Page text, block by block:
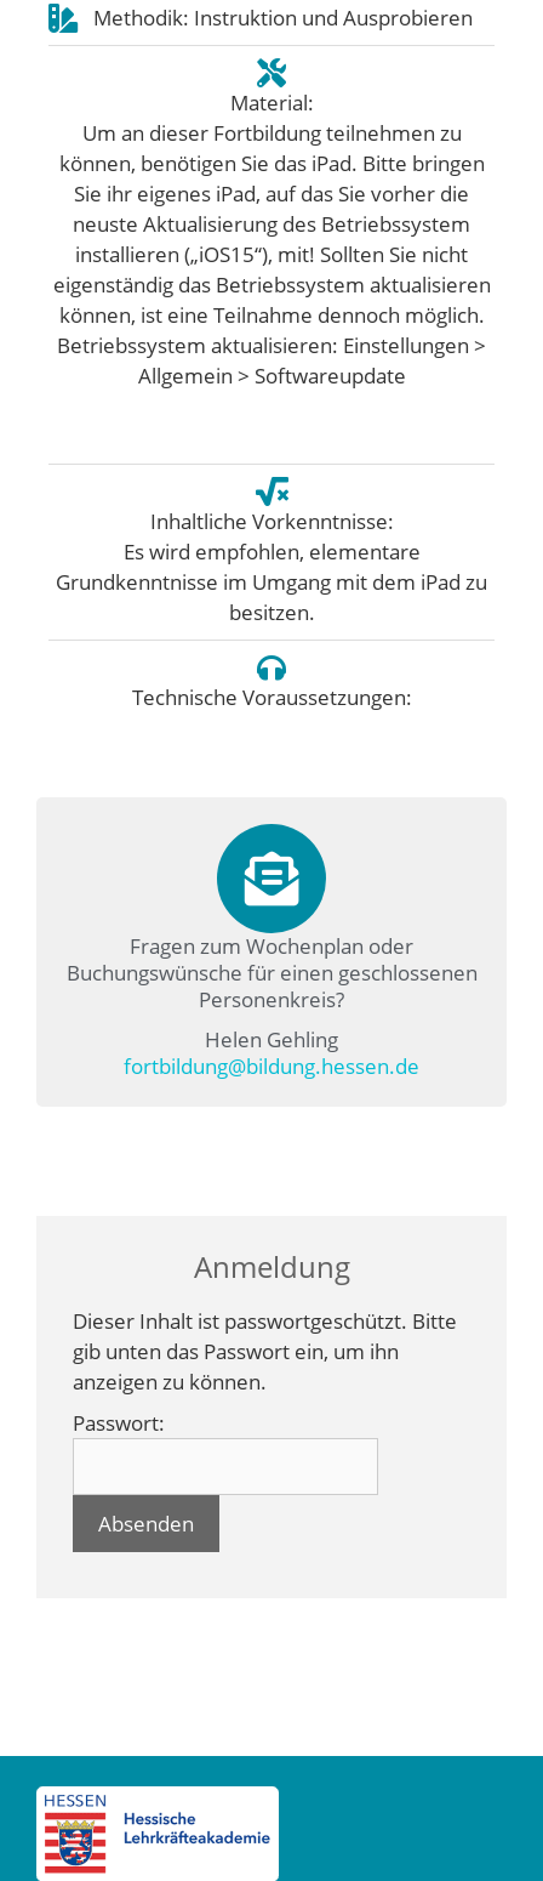
Methodik: Instruktion und Ausprobieren
Material:
Um an dieser Fortbildung teilnehmen zu
können, benötigen Sie das iPad. Bitte bringen
Sie ihr eigenes iPad, auf das Sie vorher die
neuste Aktualisierung des Betriebssystem
installieren („iOS15“), mit! Sollten Sie nicht
eigenständig das Betriebssystem aktualisieren
können, ist eine Teilnahme dennoch möglich.
Betriebssystem aktualisieren: Einstellungen >
Allgemein > Softwareupdate
Inhaltliche Vorkenntnisse:
Es wird empfohlen, elementare
Grundkenntnisse im Umgang mit dem iPad zu
besitzen.
Technische Voraussetzungen:
Fragen zum Wochenplan oder
Buchungswünsche für einen geschlossenen
Personenkreis?
Helen Gehling
fortbildung@bildung.hessen.de
Anmeldung
Dieser Inhalt ist passwortgeschützt. Bitte
gib unten das Passwort ein, um ihn
anzeigen zu können.
Passwort: